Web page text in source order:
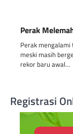
Perak
Perak mengalami
meski masih
rekor baru awal…
Registrasi